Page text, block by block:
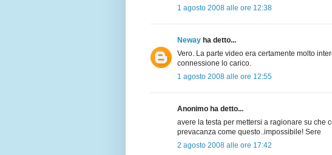
1 agosto 2008 alle ore 12:38
Neway ha detto...
Vero. La parte video era certamente molto
connessione lo carico.
1 agosto 2008 alle ore 12:55
Anonimo ha detto...
avere la testa per mettersi a ragionare su che
prevacanza come questo..impossibile! Sere
2 agosto 2008 alle ore 17:42